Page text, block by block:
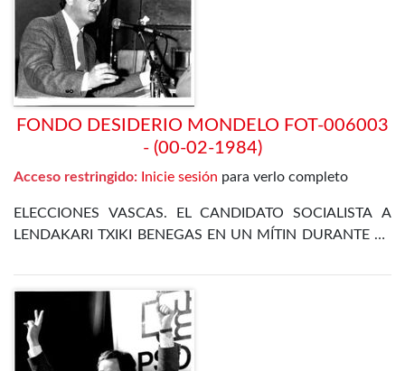
FONDO DESIDERIO MONDELO FOT-006003
- (00-02-1984)
Acceso restringido: Inicie sesión para verlo completo
ELECCIONES VASCAS. EL CANDIDATO SOCIALISTA A
LENDAKARI TXIKI BENEGAS EN UN MÍTIN DURANTE LA